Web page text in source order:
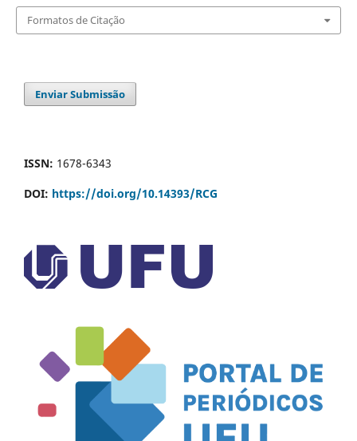
Formatos de Citação
Enviar Submissão
ISSN: 1678-6343
DOI: https://doi.org/10.14393/RCG